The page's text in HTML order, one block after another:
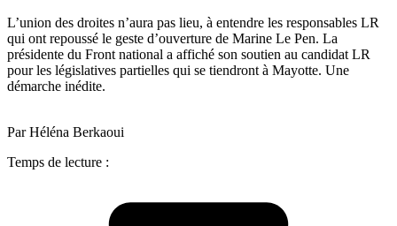
L’union des droites n’aura pas lieu, à entendre les responsables LR
qui ont repoussé le geste d’ouverture de Marine Le Pen. La
présidente du Front national a affiché son soutien au candidat LR
pour les législatives partielles qui se tiendront à Mayotte. Une
démarche inédite.
Par Héléna Berkaoui
Temps de lecture :